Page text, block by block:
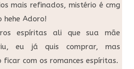
mais refinados, mistério é cmg
hehe Adoro!
espíritas ali que sua mãe
eu já quis comprar, mas
ficar com os romances espíritas.